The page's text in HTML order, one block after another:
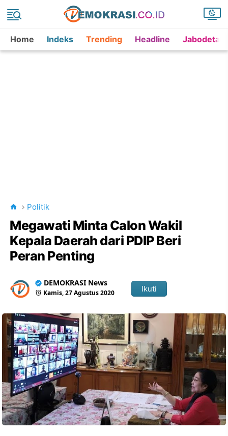
Home Indeks Trending Headline
Politik
Megawati Minta Calon Wakil
Kepala Daerah dari PDIP Beri
Peran Penting
DEMOKRASI News
Kamis, 27 Agustus 2020 Ikuti